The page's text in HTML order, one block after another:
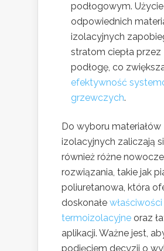
podłogowym. Użycie
odpowiednich
izolacyjnych
stratom ciepła przez
podłogę, co
efektywność
grzewczych.
Do wyboru materiałów
izolacyjnych zaliczają
również różne
rozwiązania, takie jak
poliuretanowa, która
doskonałe właściwości
termoizolacyjne oraz
aplikacji. Ważne jest,
podjęciem decyzji o